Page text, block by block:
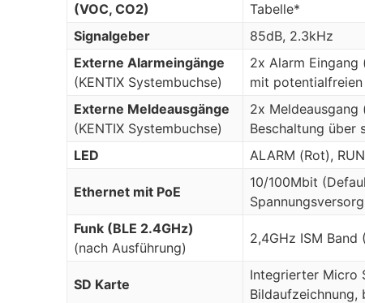
(VOC, CO2)
Tabelle*
Signalgeber
85dB, 2.3kHz
Externe Alarmeingänge
(KENTIX Systembuchse)
2x Alarm Eingang
mit
Externe Meldeausgänge
(KENTIX Systembuchse)
2x Meldeausgang
Beschaltung über
LED
ALARM (Rot),
Ethernet mit PoE
10/100Mbit
Funk (BLE 2.4GHz)
(nach Ausführung)
2,4GHz ISM Band
SD Karte
Integrierter Micro
Bildaufzeichnung,